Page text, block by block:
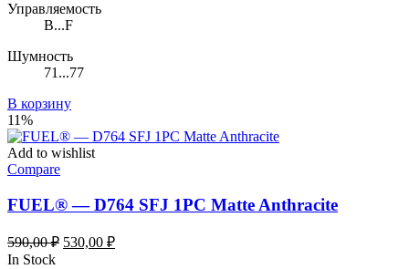
Управляемость
B...F
Шумность
71...77
В корзину
11%
Add to wishlist
Compare
FUEL® — D764 SFJ 1PC Matte Anthracite
590,00₽ Первоначальная
530,00 ₽Текущая
In Stock